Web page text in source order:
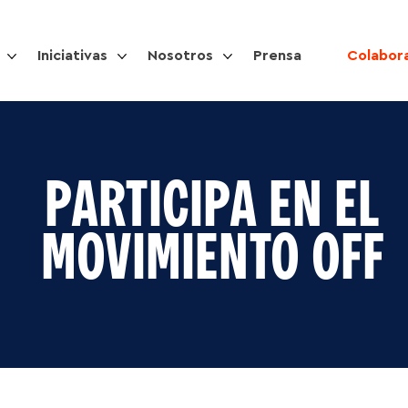
Iniciativas Nosotros Prensa
PARTICIPA EN EL
MOVIMIENTO OFF